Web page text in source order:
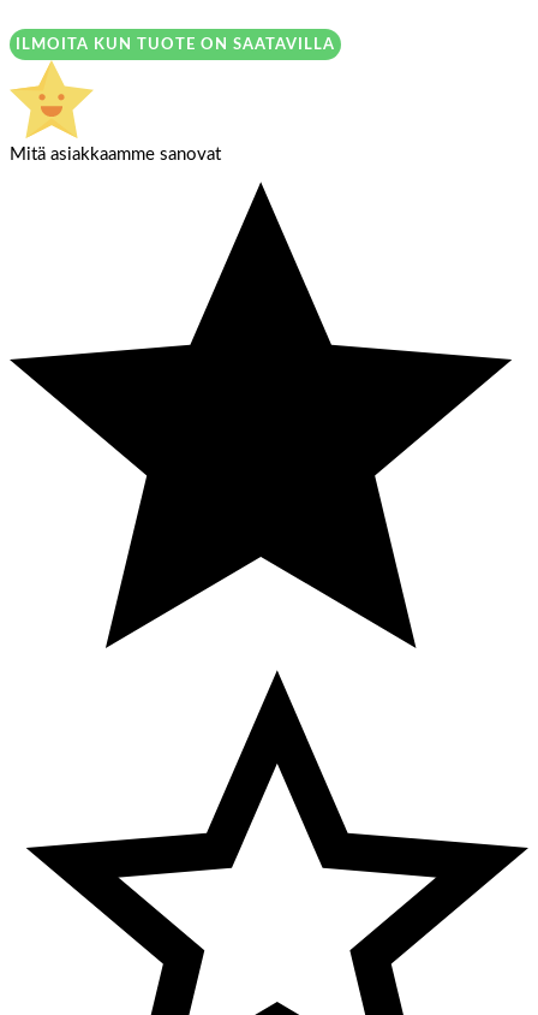
ILMOITA KUN TUOTE ON SAATAVILLA
Mitä asiakkaamme sanovat